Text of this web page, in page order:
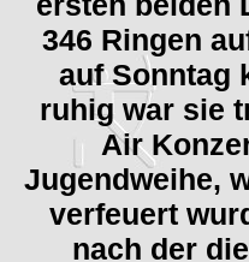
346 Ringen
auf Sonntag
ruhig war sie
Air
Jugendweihe,
verfeuert
nach der